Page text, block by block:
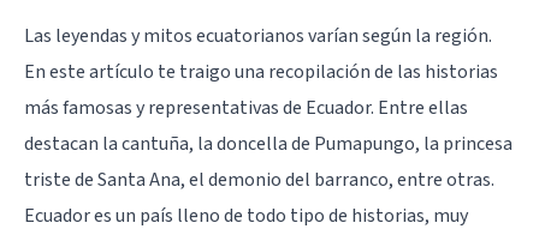
Las leyendas y mitos ecuatorianos varían según la región.
En este artículo te traigo una recopilación de las historias
más famosas y representativas de Ecuador. Entre ellas
destacan la cantuña, la doncella de Pumapungo, la princesa
triste de Santa Ana, el demonio del barranco, entre otras.
Ecuador es un país lleno de todo tipo de historias, muy